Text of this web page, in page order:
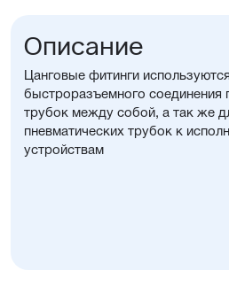
Описание
Цанговые фитинги
быстроразъемного соединения
трубок между собой, а так же
пневматических трубок к
устройствам